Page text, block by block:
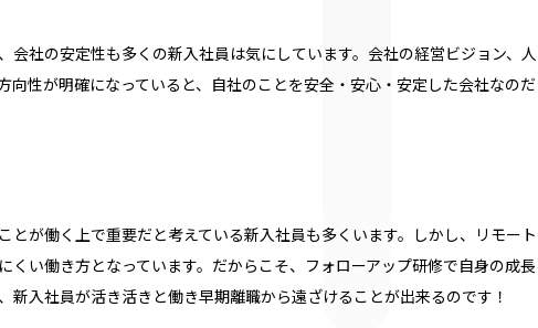
会社の安定性も多くの新入社員は気にしています。会社の経営ビジョン、人
向性が明確になっていると、自社のことを安全・安心・安定した会社なのだ
とが働く上で重要だと考えている新入社員も多くいます。しかし、リモート
くい働き方となっています。だからこそ、フォローアップ研修で自身の成長
新入社員が活き活きと働き早期離職から遠ざけることが出来るのです！